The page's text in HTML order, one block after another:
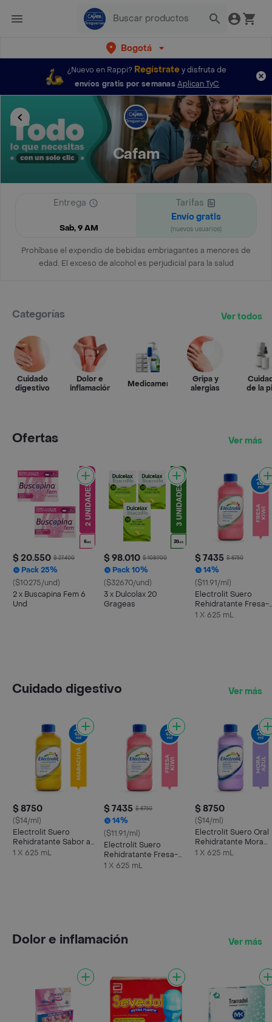
Bogotá
¿Nuevo en Rappi? Regístratey disfruta de
envíos gratis por semanas Aplican TyC
Cafam
Entrega
Sab, 9 AM
Tarifas
Envío gratis
(nuevos usuarios)
Prohíbase el expendio de bebidas embriagantes a menores de
edad. El exceso de alcohol es perjudicial para la salud
Categorías Ver todos
Cuidado
digestivo
Dolor e
inflamación
Medicamentos
Gripa y
alergias
de la
Ofertas Ver más
$ 20.550 $ 27.400
Pack 25%
($10275/und)
2 x Buscapina Fem 6
Und
$ 98.010 $ 108.900
Pack 10%
($32670/und)
3 x Dulcolax 20
Grageas
$ 7435 $ 8750
14%
($11.91/ml)
Electrolit Suero
Rehidratante Fresa-
Kiwi
1 X 625 mL
Cuidado digestivo Ver más
$ 8750
($14/ml)
Electrolit Suero
Rehidratante Sabor a
Maracuyá
1 X 625 mL
$ 7435 $ 8750
14%
($11.91/ml)
Electrolit Suero
Rehidratante Fresa-
Kiwi
1 X 625 mL
$ 8750
($14/ml)
Electrolit Suero Oral
Rehidratante Mora
Azul
1 X 625 mL
Dolor e inflamación Ver más